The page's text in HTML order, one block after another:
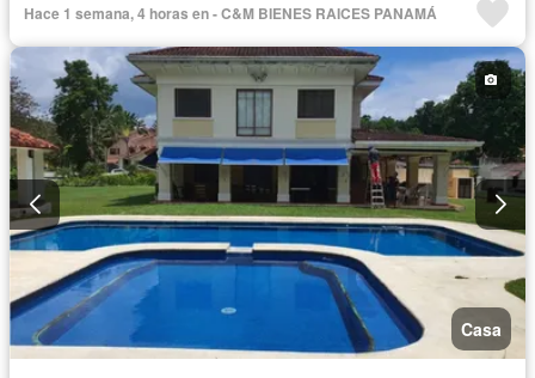
Hace 1 semana, 4 horas en - C&M BIENES RAICES PANAMÁ
Casa